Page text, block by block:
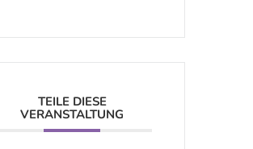
TEILE DIESE
VERANSTALTUNG